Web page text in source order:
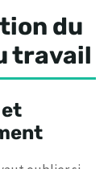
du
travail
et